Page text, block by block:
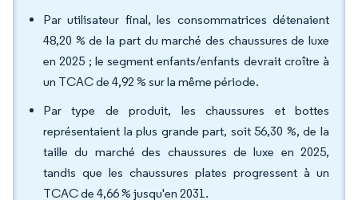
Par utilisateur final, les consommatrices détenaient
48,20 % de la part du marché des chaussures de luxe
en 2025 ; le segment enfants/enfants devrait croître à
un TCAC de 4,92 % sur la même période.
Par type de produit, les chaussures et bottes
représentaient la plus grande part, soit 56,30 %, de la
taille du marché des chaussures de luxe en 2025,
tandis que les chaussures plates progressent à un
TCAC de 4,66 % jusqu'en 2031.